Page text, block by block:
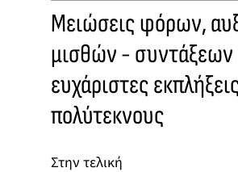
Μειώσεις φόρων,
μισθών - συντάξεων
ευχάριστες
πολύτεκνους
Στην τελική